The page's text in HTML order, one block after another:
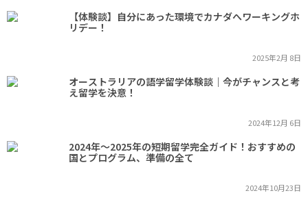
【体験談】自分にあった環境でカナダへワーキングホ
リデー！
2025年2月 8日
オーストラリアの語学留学体験談｜今がチャンスと考
え留学を決意！
2024年12月 6日
2024年～2025年の短期留学完全ガイド！おすすめの
国とプログラム、準備の全て
2024年10月23日